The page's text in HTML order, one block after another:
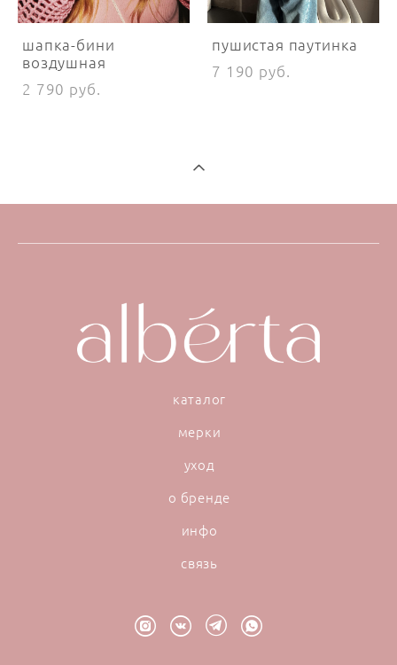
шапка-бини
воздушная
2 790 pуб.
пушистая паутинка
7 190 pуб.
каталог
мерки
уход
о бренде
инфо
связь